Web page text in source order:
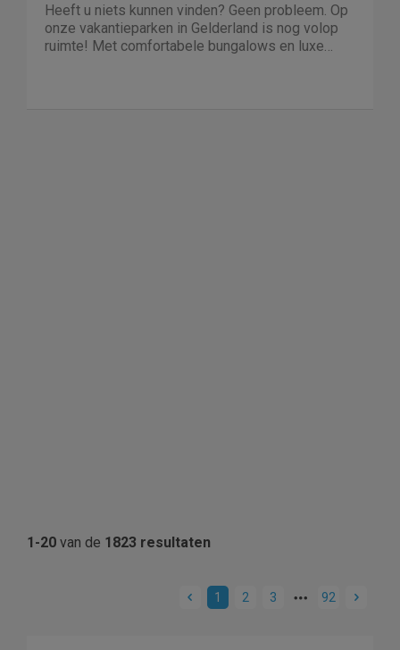
Heeft u niets kunnen vinden? Geen probleem. Op
onze vakantieparken in Gelderland is nog volop
ruimte! Met comfortabele bungalows en luxe
1-20 van de 1823 resultaten
1 2 3 92